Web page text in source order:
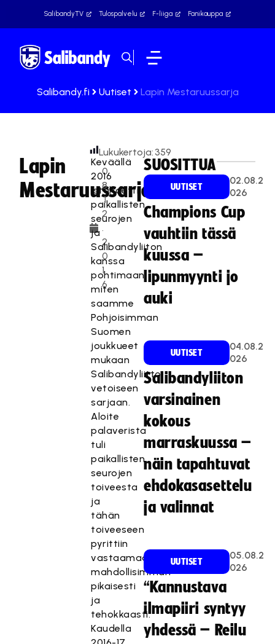
SalibandyTV Tulospalvelu F-liiga Fanikauppa
Salibandy.fi Uutiset Lapin Mestaruussarja
Lapin
Mestaruussarja
0
8
.1
2
.
2
0
1
6
Lukukertoja: 359
Keväällä
2016
istahdettiin
paikallisten
seurojen
ja
Salibandyliiton
kanssa
pohtimaan
miten
saamme
Pohjoisimman
Suomen
joukkueet
mukaan
Salibandyliitto
vetoiseen
sarjaan.
Aloite
palaverista
tuli
paikallisten
seurojen
toiveesta
ja
tähän
toiveeseen
pyrittiin
vastaamaan
mahdollisimman
pikaisesti
ja
tehokkaasti.
Kaudella
SUOSITTUA
UUTISET
02.08.2
026
Champions Cup
vauhtiin tässä
kuussa –
lipunmyynti jo
auki
UUTISET
04.08.2
026
Salibandyliiton
varsinainen
kokous
marraskuussa –
näin tapahtuvat
ehdokasasettelu
ja valinnat
UUTISET
05.08.2
026
“Kannustava
ilmapiiri syntyy
yhdessä – Reilu